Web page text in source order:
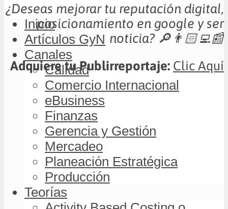
¿Deseas mejorar tu reputación digital,
posicionamiento en google y ser
noticia? 🔎👨🏻‍💻📰
Adquiere tu Publirreportaje: Clic Aquí
Inicio
Artículos GyN
Canales
Calidad
Comercio Internacional
eBusiness
Finanzas
Gerencia y Gestión
Mercadeo
Planeación Estratégica
Producción
Teorías